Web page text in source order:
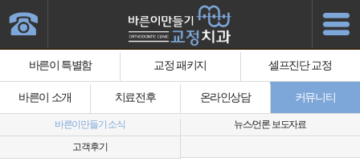
바른이 특별함 교정 패키지 셀프진단 교정
바른이 소개 치료전후 온라인상담 커뮤니티
바른이만들기 소식
뉴스/언론 보도자료
고객후기